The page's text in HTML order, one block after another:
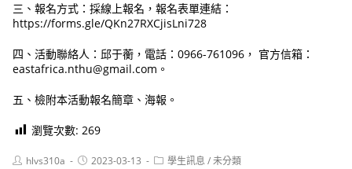
三、報名方式：採線上報名，報名表單連結：
https://forms.gle/QKn27RXCjisLni728
四、活動聯絡人：邱于蘅，電話：0966-761096， 官方信箱：
eastafrica.nthu@gmail.com。
五、檢附本活動報名簡章、海報。
瀏覽次數: 269
Posthlvs310a
Post2023-03-13
Post學生訊息 /未分類